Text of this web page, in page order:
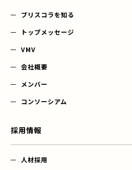
ブリスコラを知る
トップメッセージ
VMV
会社概要
メンバー
コンソーシアム
採用情報
人材採用